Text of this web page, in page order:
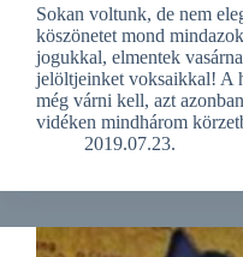
Sokan voltunk, de nem
köszönetet mond
jogukkal, elmentek
jelöltjeinket voksaikkal! A
még várni kell, azt
vidéken mindhárom
2019.07.23.